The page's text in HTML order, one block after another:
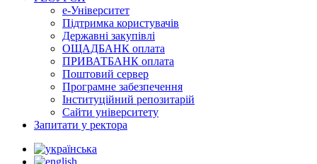
е-Університет
Підтримка користувачів
Державні закупівлі
ОЩАДБАНК оплата
ПРИВАТБАНК оплата
Поштовий сервер
Програмне забезпечення
Інституційний репозитарій
Сайти університету
Запитати у ректора